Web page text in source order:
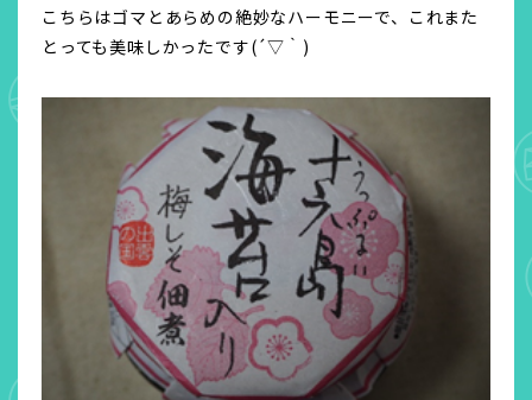
こちらはゴマとあらめの絶妙なハーモニーで、これまた
とっても美味しかったです(´▽｀ )